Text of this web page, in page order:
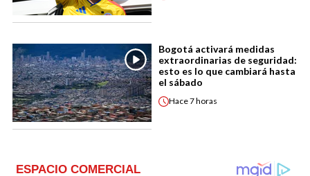
Bogotá activará medidas
extraordinarias de seguridad:
esto es lo que cambiará hasta
el sábado
Hace7 horas